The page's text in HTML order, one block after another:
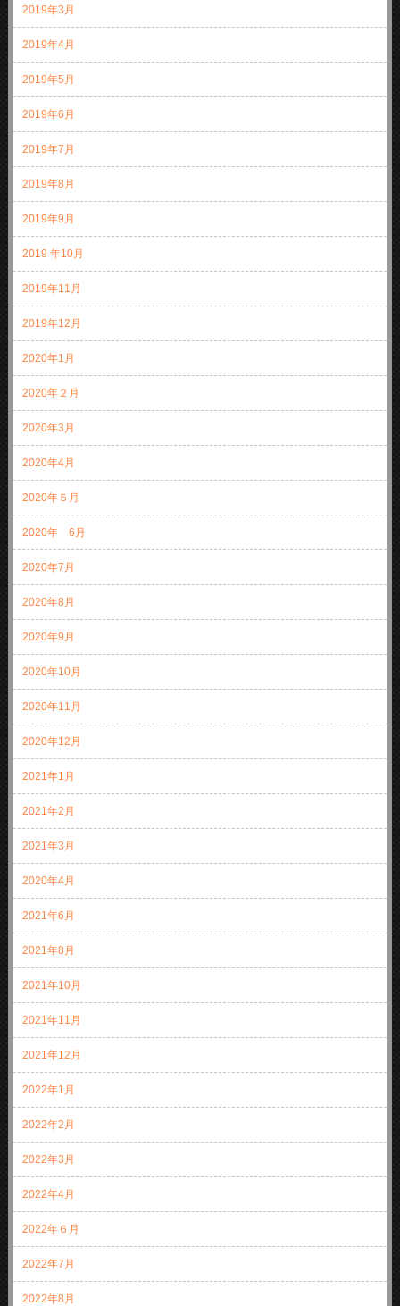
2019年3月
2019年4月
2019年5月
2019年6月
2019年7月
2019年8月
2019年9月
2019 年10月
2019年11月
2019年12月
2020年1月
2020年２月
2020年3月
2020年4月
2020年５月
2020年 6月
2020年7月
2020年8月
2020年9月
2020年10月
2020年11月
2020年12月
2021年1月
2021年2月
2021年3月
2020年4月
2021年6月
2021年8月
2021年10月
2021年11月
2021年12月
2022年1月
2022年2月
2022年3月
2022年4月
2022年６月
2022年7月
2022年8月